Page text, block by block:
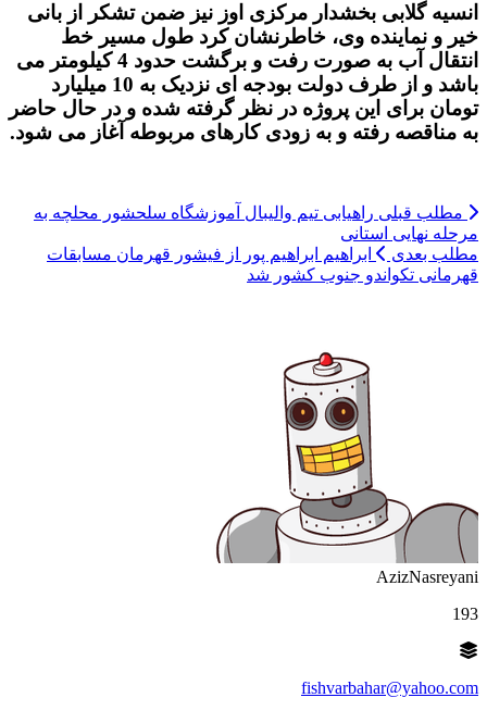
انسیه گلابی بخشدار مرکزی اوز نیز ضمن تشکر از بانی
خیر و نماینده وی، خاطرنشان کرد طول مسیر خط
انتقال آب به صورت رفت و برگشت حدود 4 کیلومتر می
باشد و از طرف دولت بودجه ای نزدیک به 10 میلیارد
تومان برای این پروژه در نظر گرفته شده و در حال حاضر
به مناقصه رفته و به زودی کارهای مربوطه آغاز می شود.
مطلب قبلی راهیابی تیم والیبال آموزشگاه سلحشور محلچه به
مرحله نهایی استانی
مطلب بعدی
ابراهیم ابراهیم پور از فیشور قهرمان مسابقات
قهرمانی تکواندو جنوب کشور شد
AzizNasreyani
193
fishvarbahar@yahoo.com